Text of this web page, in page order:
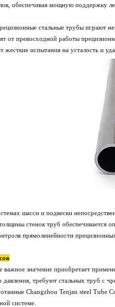
обеспечивая мощную поддержку
стальные трубы играют
от превосходной работы
испытания на усталость и
шасси и подвески
стенок труб обеспечивается
прямолинейности
значение приобретает
требуют стальных труб с
Changzhou Tenjan steel
системе.